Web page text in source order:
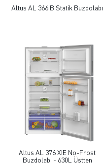
Altus AL 366 B Statik Buzdolabı
Altus AL 376 XIE No-Frost
Buzdolabı - 630L Üstten